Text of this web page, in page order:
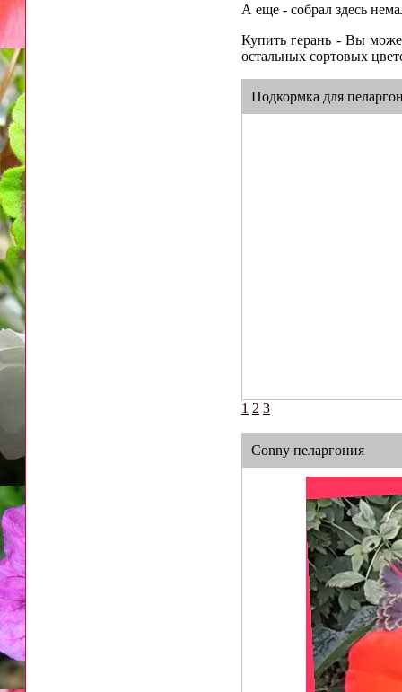
А еще - собрал здесь
Купить герань - Вы
остальных сортовых
Подкормка для
1 2 3
Conny пеларгония